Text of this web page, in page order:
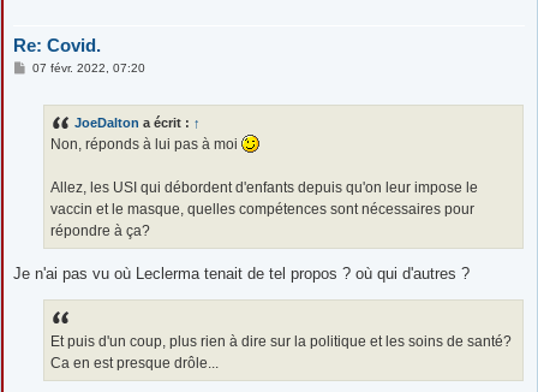
Re: Covid.
M07 févr. 2022, 07:20
JoeDalton a écrit : ↑
Non, réponds à lui pas à moi
Allez, les USI qui débordent d'enfants depuis qu'on leur impose le
vaccin et le masque, quelles compétences sont nécessaires pour
répondre à ça?
Je n'ai pas vu où Leclerma tenait de tel propos ? où qui d'autres ?
Et puis d'un coup, plus rien à dire sur la politique et les soins de santé?
Ca en est presque drôle...